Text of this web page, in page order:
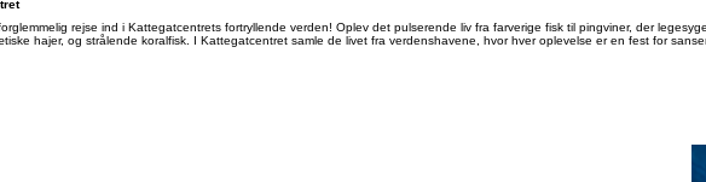
rejse ind i Kattegatcentrets fortryllende verden! Oplev det pulserende liv fra farverige fisk til pingviner, der
hajer, og strålende koralfisk. I Kattegatcentret samle de livet fra verdenshavene, hvor hver oplevelse er en fest for